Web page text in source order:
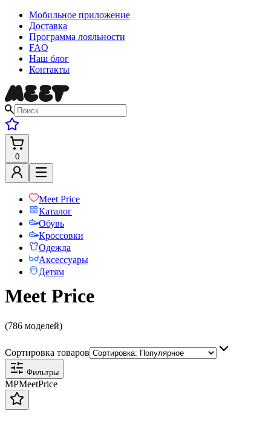
Мобильное приложение
Доставка
Программа лояльности
FAQ
Наш блог
Контакты
0
Meet Price
Каталог
Обувь
Кроссовки
Одежда
Аксессуары
Детям
Meet Price
(786 моделей)
Сортировка товаров
Фильтры
MPMeetPrice